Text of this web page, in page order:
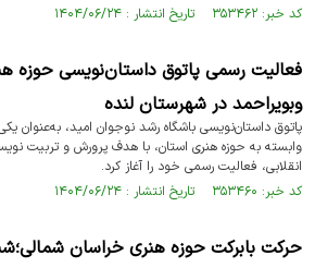
کد خبر: ۳۵۳۴۶۲ تاریخ انتشار : ۱۴۰۴/۰۶/۲۴
فعالیت رسمی پاتوق داستان‌نویسی حوزه
وبویراحمد در شهرستان لنده
پاتوق داستان‌نویسی باشگاه رشد نوجوان امید، به‌عنوان
وابسته به حوزه هنری استان، با هدف پرورش و تربیت
انقلابی، فعالیت رسمی خود را آغاز کرد.
کد خبر: ۳۵۳۴۶۰ تاریخ انتشار : ۱۴۰۴/۰۶/۲۴
حرکت بابرکت حوزه هنری خراسان